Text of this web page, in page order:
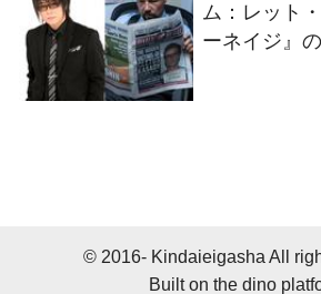
ム：レット
ーネイジ』
© 2016- Kindaieigasha All
Built on the dino